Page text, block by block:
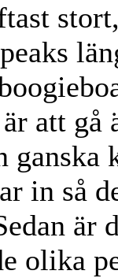
att gå
ganska
in så
är
olika